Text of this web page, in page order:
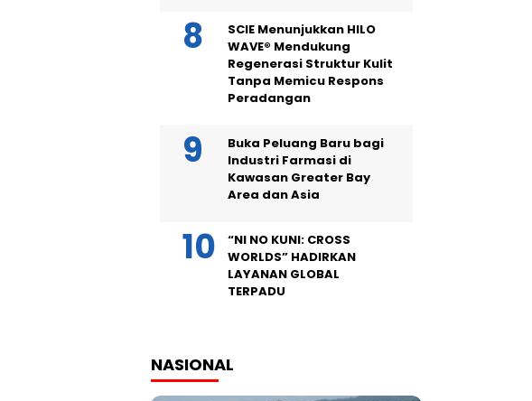
SCIE Menunjukkan HILO
WAVE® Mendukung
Regenerasi Struktur Kulit
Tanpa Memicu Respons
Peradangan
Buka Peluang Baru bagi
Industri Farmasi di
Kawasan Greater Bay
Area dan Asia
“NI NO KUNI: CROSS
WORLDS” HADIRKAN
LAYANAN GLOBAL
TERPADU
NASIONAL